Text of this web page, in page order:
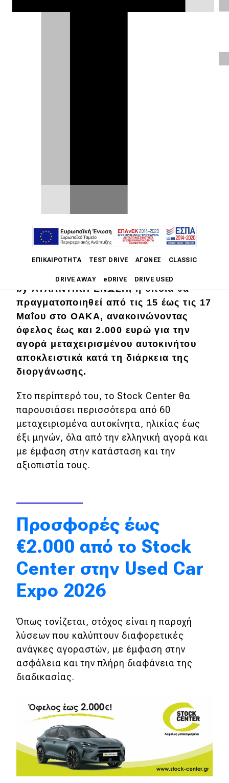
ΕΠΙΚΑΙΡΌΤΗΤΑ TEST DRIVE ΑΓΏΝΕΣ CLASSIC
DRIVE AWAY eDRIVE DRIVE USED
Main navigation
Επικαιρότητα
Νέα μοντέλα
Πρωτότυπα
Ελλάδα
Κόσμος
Τεχνολογία
Ασφάλεια
Αγορά
Test Drive
Δοκιμή
Αποστολή
Συγκρίνουμε
Αγώνες
Formula 1
WRC
Motorsport
Eco
Τεχνολογία
Mobility
Το Stock Center συμμετέχει στην
έκθεση Used Car Expo 2026 powered
by ΑΤΛΑΝΤΙΚΗ ΕΝΩΣΗ, η οποία θα
πραγματοποιηθεί από τις 15 έως τις 17
Μαΐου στο ΟΑΚΑ, ανακοινώνοντας
όφελος έως και 2.000 ευρώ για την
αγορά μεταχειρισμένου αυτοκινήτου
αποκλειστικά κατά τη διάρκεια της
διοργάνωσης.
Στο περίπτερό του, το Stock Center θα
παρουσιάσει περισσότερα από 60
μεταχειρισμένα αυτοκίνητα, ηλικίας έως
έξι μηνών, όλα από την ελληνική αγορά και
με έμφαση στην κατάσταση και την
αξιοπιστία τους.
Προσφορές έως
€2.000 από το Stock
Center στην Used Car
Expo 2026
Όπως τονίζεται, στόχος είναι η παροχή
λύσεων που καλύπτουν διαφορετικές
ανάγκες αγοραστών, με έμφαση στην
ασφάλεια και την πλήρη διαφάνεια της
διαδικασίας.